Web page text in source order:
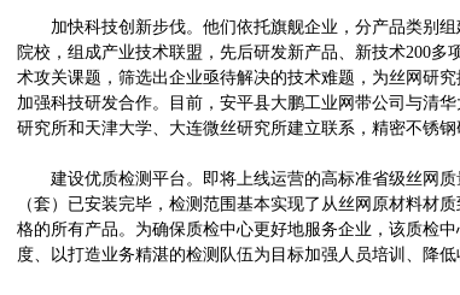
加快科技创新步伐。他们依托旗舰企业，分产品类别组
院校，组成产业技术联盟，先后研发新产品、新技术200
术攻关课题，筛选出企业亟待解决的技术难题，为丝网研
加强科技研发合作。目前，安平县大鹏工业网带公司与清
研究所和天津大学、大连微丝研究所建立联系，精密不锈
建设优质检测平台。即将上线运营的高标准省级丝网质
（套）已安装完毕，检测范围基本实现了从丝网原材料材
格的所有产品。为确保质检中心更好地服务企业，该质检
度、以打造业务精湛的检测队伍为目标加强人员培训、降低